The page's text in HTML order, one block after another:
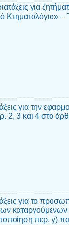
για
Κτηματολόγιο»
για την
2, 3 και 4 στο
για το
καταργούμενων
περ. γ)